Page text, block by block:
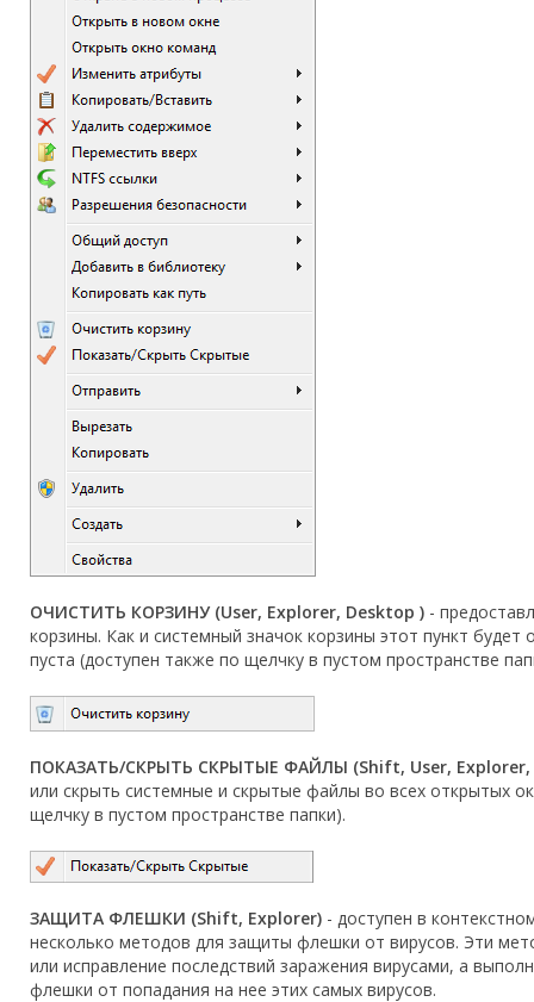
ОЧИСТИТЬ КОРЗИНУ (User, Explorer, Desktop ) -
корзины. Как и системный значок корзины этот пункт
пуста (доступен также по щелчку в пустом пространстве
ПОКАЗАТЬ/СКРЫТЬ СКРЫТЫЕ ФАЙЛЫ (Shift, User, Explorer,
или скрыть системные и скрытые файлы во всех открытых
щелчку в пустом пространстве папки).
ЗАЩИТА ФЛЕШКИ (Shift, Explorer) - доступен в
несколько методов для защиты флешки от вирусов. Эти
или исправление последствий заражения вирусами, а
флешки от попадания на нее этих самых вирусов.